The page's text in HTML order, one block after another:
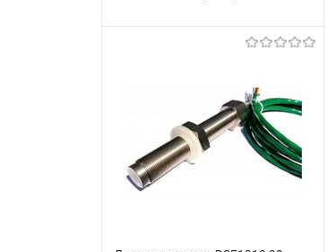
В корзину
В избранное
Под заказ